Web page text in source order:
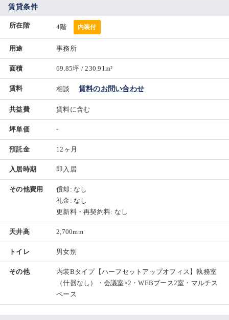
賃貸条件
所在階 4階 内装付
用途 事務所
面積 69.85坪 / 230.91m²
賃料 相談 賃料のお問い合わせ
共益費 賃料に含む
坪単価 -
預託金 12ヶ月
入居時期 即入居
その他費用
償却: なし
礼金: なし
更新料・再契約料: なし
天井高 2,700mm
トイレ 男女別
その他
内装Bタイプ【ハーフセットアップオフィス】執務室
（什器なし）・会議室×2・WEBブース2室・マルチス
ペース